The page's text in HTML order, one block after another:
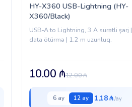
HY-X360 USB-Lightning (HY-
X360/Black)
USB‑A to Lightning, 3 A sürətli şarj |
data ötürmə | 1.2 m uzunluq.
12.00₼
10.00 ₼
6 ay 12 ay 1,18 ₼